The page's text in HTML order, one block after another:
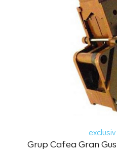
Grup Cafea Gran